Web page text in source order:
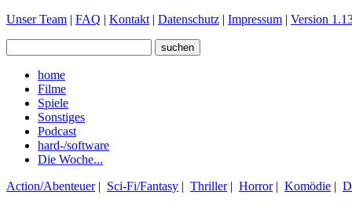
Unser Team | FAQ | Kontakt | Datenschutz | Impressum | Version
home
Filme
Spiele
Sonstiges
Podcast
hard-/software
Die Woche...
Action/Abenteuer| Sci-Fi/Fantasy | Thriller| Horror| Komödie |